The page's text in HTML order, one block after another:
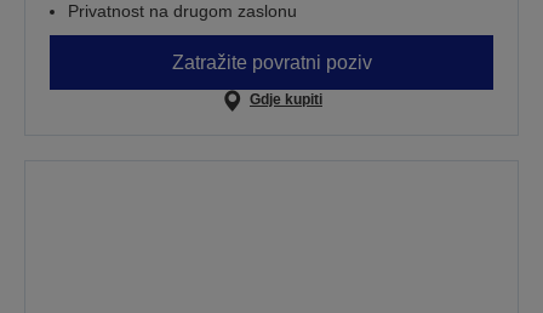
Privatnost na drugom zaslonu
Zatražite povratni poziv
Gdje kupiti